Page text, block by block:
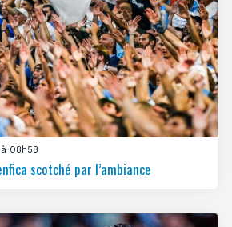
08h58
scotché par l’ambiance